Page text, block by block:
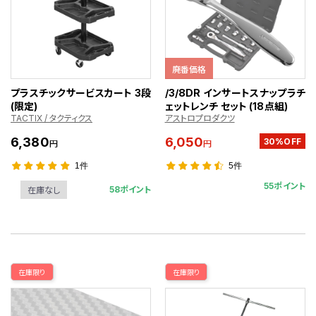
プラスチックサービスカート 3段
(限定)
TACTIX / タクティクス
6,380円
1件
在庫なし 58ポイント
廃番価格
/3/8DR インサートスナップラチ
ェットレンチ セット (18点組)
アストロプロダクツ
6,050円 30%OFF
5件
55ポイント
在庫限り 在庫限り